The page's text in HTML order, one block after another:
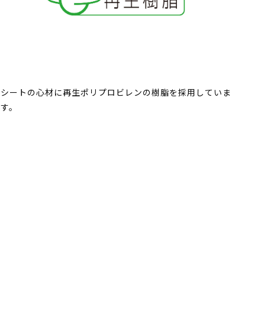
シートの心材に再生ポリプロビレンの樹脂を採用していま
す。